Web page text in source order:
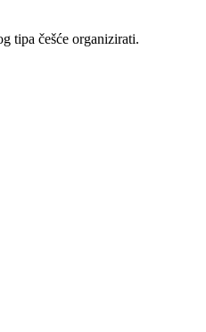
tipa češće organizirati.